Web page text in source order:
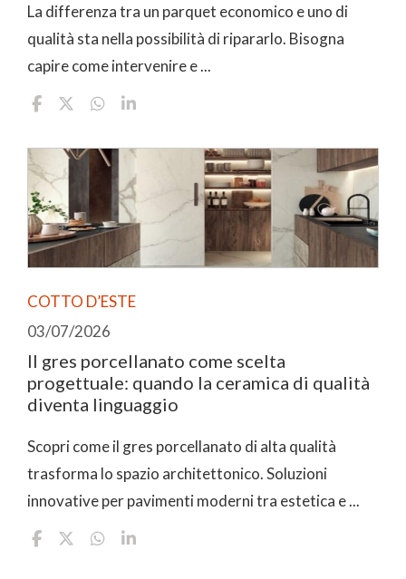
La differenza tra un parquet economico e uno di
qualità sta nella possibilità di ripararlo. Bisogna
capire come intervenire e ...
COTTO D’ESTE
03/07/2026
Il gres porcellanato come scelta
progettuale: quando la ceramica di qualità
diventa linguaggio
Scopri come il gres porcellanato di alta qualità
trasforma lo spazio architettonico. Soluzioni
innovative per pavimenti moderni tra estetica e ...